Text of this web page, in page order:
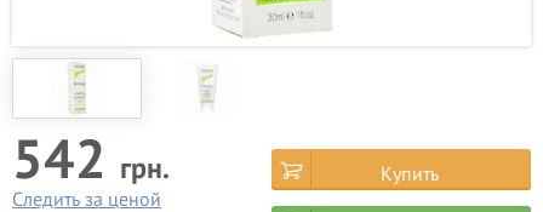
542 грн.
Следить за ценой
Купить